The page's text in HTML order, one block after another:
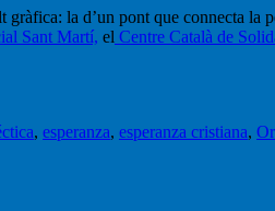
la d’un pont que connecta la
Sant Martí, el Centre Català de
, esperanza, esperanza cristiana,